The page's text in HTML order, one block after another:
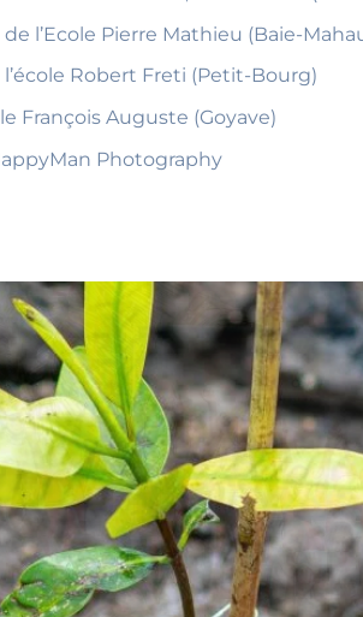
de l’Ecole Pierre Mathieu (Baie-
l’école Robert Freti (Petit-Bourg)
François Auguste (Goyave)
Photography